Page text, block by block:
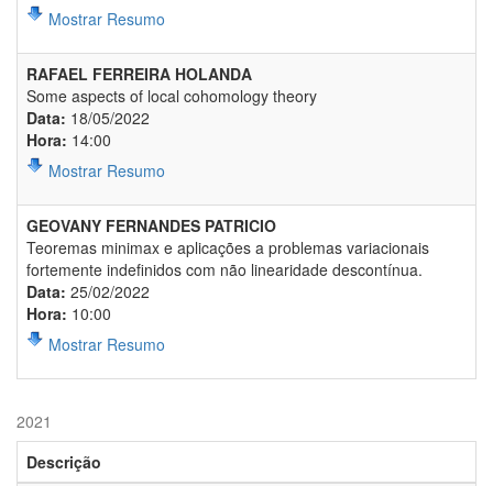
Mostrar Resumo
RAFAEL FERREIRA HOLANDA
Some aspects of local cohomology theory
Data: 18/05/2022
Hora: 14:00
Mostrar Resumo
GEOVANY FERNANDES PATRICIO
Teoremas minimax e aplicações a problemas variacionais
fortemente indefinidos com não linearidade descontínua.
Data: 25/02/2022
Hora: 10:00
Mostrar Resumo
2021
Descrição